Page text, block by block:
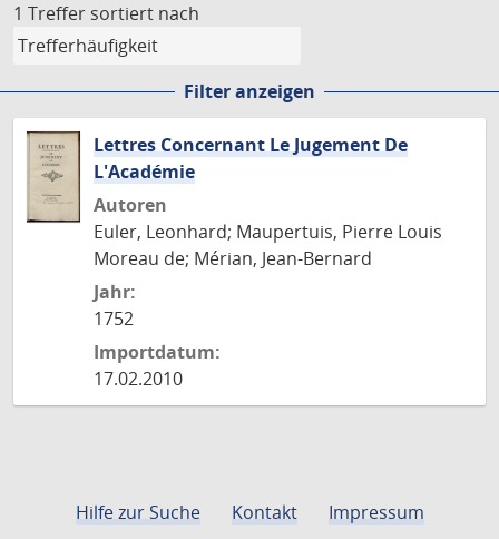
1 Treffer sortiert nach
Filter anzeigen
Lettres Concernant Le Jugement De
L'Académie
Autoren
Euler, Leonhard; Maupertuis, Pierre Louis
Moreau de; Mérian, Jean-Bernard
Jahr:
1752
Importdatum:
17.02.2010
Hilfe zur Suche Kontakt
Impressum